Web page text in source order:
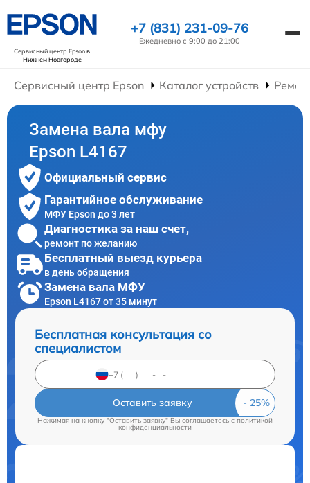
Сервисный центр Epsonв
Нижнем Новгороде
+7 (831) 231-09-76
Ежедневно с 9:00 до 21:00
Сервисный центр Epson Каталог устройств
Замена вала мфу
Epson L4167
Официальный сервис
Гарантийное обслуживание
МФУ Epson до 3 лет
Диагностика за наш счет,
ремонт по желанию
Бесплатный выезд курьера
в день обращения
Замена вала МФУ
Epson L4167 от 35 минут
Бесплатная консультация со
специалистом
Оставить заявку
Нажимая на кнопку "Оставить заявку" Вы соглашаетесь cполитикой
конфиденциальности